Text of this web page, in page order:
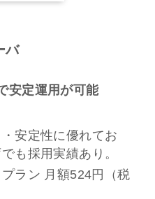
バ
安定運用が可能
安定性に優れてお
も採用実績あり。
プラン 月額524円（税